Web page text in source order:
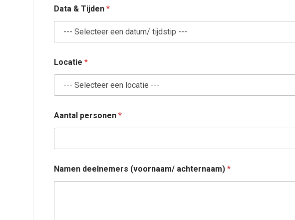
e
D
t
Data & Tijden*
Locatie*
Aantal personen*
Namen deelnemers (voornaam/ achternaam)*